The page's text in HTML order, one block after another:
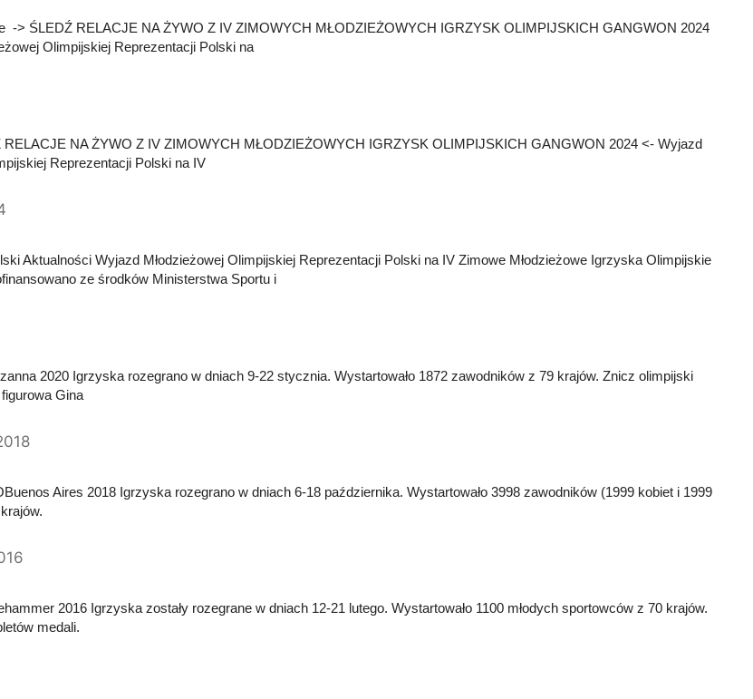
-> ŚLEDŹ RELACJE NA ŻYWO Z IV ZIMOWYCH MŁODZIEŻOWYCH IGRZYSK OLIMPIJSKICH GANGWON 2024
Olimpijskiej Reprezentacji Polski na
NA ŻYWO Z IV ZIMOWYCH MŁODZIEŻOWYCH IGRZYSK OLIMPIJSKICH GANGWON 2024 <- Wyjazd
Reprezentacji Polski na IV
Aktualności Wyjazd Młodzieżowej Olimpijskiej Reprezentacji Polski na IV Zimowe Młodzieżowe Igrzyska Olimpijskie
ze środków Ministerstwa Sportu i
2020 Igrzyska rozegrano w dniach 9-22 stycznia. Wystartowało 1872 zawodników z 79 krajów. Znicz olimpijski
figurowa Gina
Aires 2018 Igrzyska rozegrano w dniach 6-18 października. Wystartowało 3998 zawodników (1999 kobiet i 1999
2016 Igrzyska zostały rozegrane w dniach 12-21 lutego. Wystartowało 1100 młodych sportowców z 70 krajów.
medali.